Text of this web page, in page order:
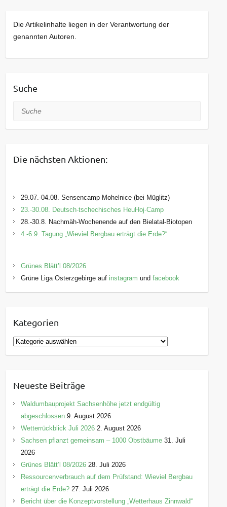
Die Artikelinhalte liegen in der Verantwortung der
genannten Autoren.
Suche
Suche
Die nächsten Aktionen:
29.07.-04.08. Sensencamp Mohelnice (bei Müglitz)
23.-30.08. Deutsch-tschechisches HeuHoj-Camp
28.-30.8. Nachmäh-Wochenende auf den Bielatal-Biotopen
4.-6.9. Tagung „Wieviel Bergbau erträgt die Erde?“
Grünes Blätt’l 08/2026
Grüne Liga Osterzgebirge auf instagram undfacebook
Kategorien
K
a
g
o
i
e
Neueste Beiträge
Waldumbauprojekt Sachsenhöhe jetzt endgültig
abgeschlossen 9. August 2026
Wetterrückblick Juli 2026 2. August 2026
Sachsen pflanzt gemeinsam – 1000 Obstbäume 31. Juli
2026
Grünes Blätt’l 08/2026 28. Juli 2026
Ressourcenverbrauch auf dem Prüfstand: Wieviel Bergbau
erträgt die Erde? 27. Juli 2026
Bericht über die Konzeptvorstellung „Wetterhaus Zinnwald“